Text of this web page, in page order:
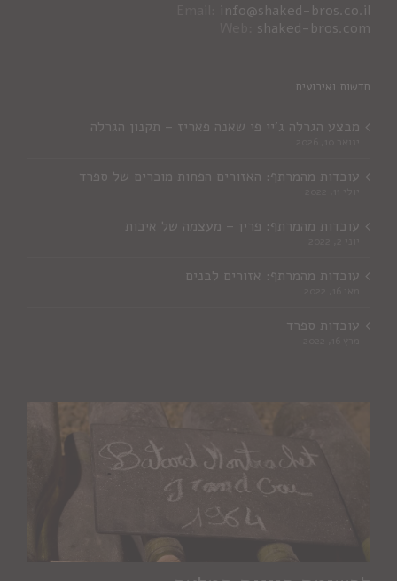
info@shaked-bros.co.il
shaked-bros.com
חדשות ואירועים
מבצע הגרלה ג'יי פי שאנה פאריז – תקנון הגרלה
עובדות מהמרתף: האזורים הפחות מוכרים של ספרד
עובדות מהמרתף: פרין – מעצמה של איכות
עובדות מהמרתף: אזורים לבנים
עובדות ספרד